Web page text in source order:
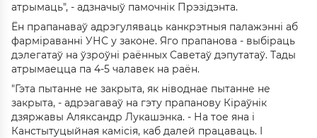
атрымаць", - адзначыў памочнік Прэзідэнта.
Ён прапанаваў адрэгуляваць канкрэтныя палажэнні аб
фарміраванні УНС у законе. Яго прапанова - выбіраць
дэлегатаў на ўзроўні раённых Саветаў дэпутатаў. Тады
атрымаецца па 4-5 чалавек на раён.
"Гэта пытанне не закрыта, як ніводнае пытанне не
закрыта, - адрэагаваў на гэту прапанову Кіраўнік
дзяржавы Аляксандр Лукашэнка. - На тое яна і
Канстытуцыйная камісія, каб далей працаваць. І